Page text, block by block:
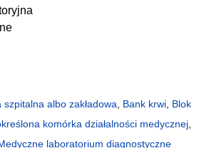
szpitalna albo zakładowa Bank krwi Blok
komórka działalności medycznej
laboratorium diagnostyczne